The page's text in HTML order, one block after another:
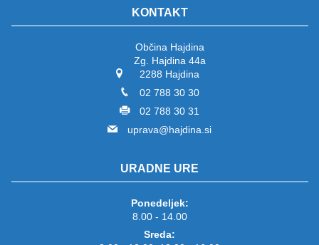
KONTAKT
Občina Hajdina
Zg. Hajdina 44a
2288 Hajdina
02 788 30 30
02 788 30 31
uprava@hajdina.si
URADNE URE
Ponedeljek:
8.00 - 14.00
Sreda: